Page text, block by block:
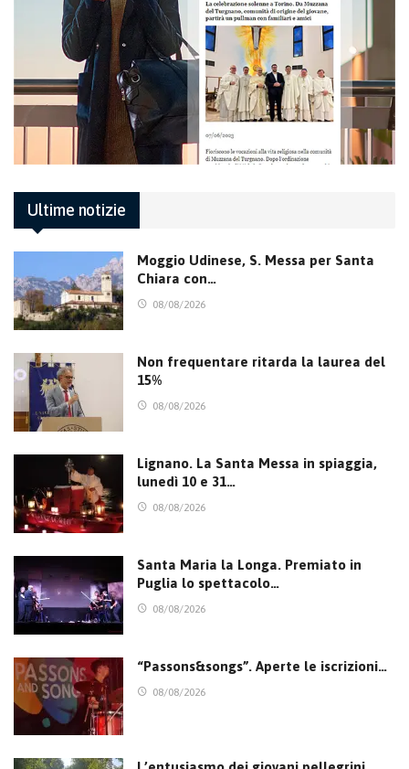
Ultime notizie
Moggio Udinese, S. Messa per Santa
Chiara con…
08/08/2026
Non frequentare ritarda la laurea del
15%
08/08/2026
Lignano. La Santa Messa in spiaggia,
lunedì 10 e 31…
08/08/2026
Santa Maria la Longa. Premiato in
Puglia lo spettacolo…
08/08/2026
“Passons&songs”. Aperte le iscrizioni…
08/08/2026